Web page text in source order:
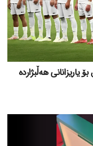
هەڵبژارده